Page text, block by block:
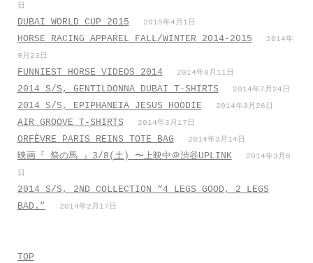
日
DUBAI WORLD CUP 2015 2015年4月1日
HORSE RACING APPAREL FALL/WINTER 2014-2015
2014年
9月23日
FUNNIEST HORSE VIDEOS 2014 2014年8月11日
2014 S/S, GENTILDONNA DUBAI T-SHIRTS 2014年7月24日
2014 S/S, EPIPHANEIA JESUS HOODIE 2014年3月26日
AIR GROOVE T-SHIRTS 2014年3月17日
ORFÈVRE PARIS REINS TOTE BAG 2014年3月14日
映画『 祭の馬 』3/8(土) 〜上映中＠渋谷UPLINK
2014年3月8
日
2014 S/S, 2ND COLLECTION “4 LEGS GOOD, 2 LEGS
BAD.”
2014年2月17日
TOP